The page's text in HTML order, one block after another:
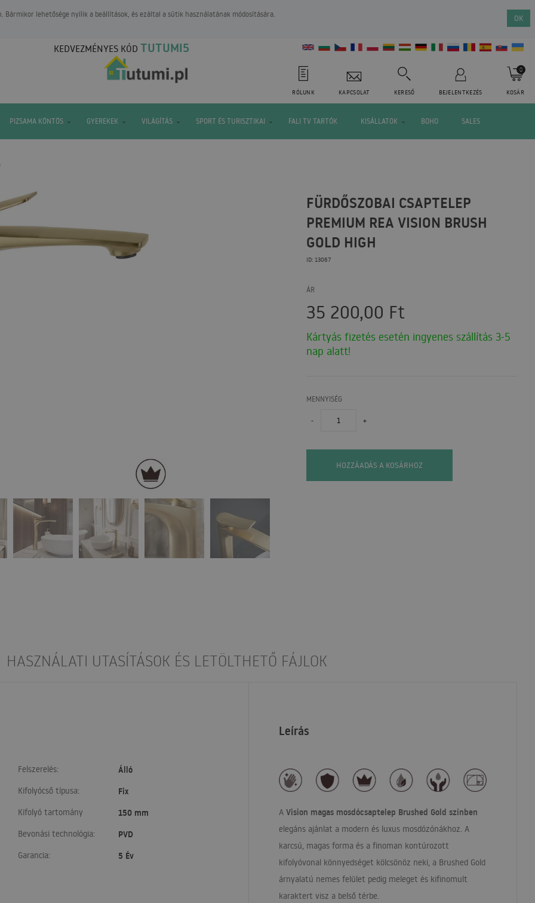
lehetősége nyílik a beállítások, és ezáltal a sütik használatának módosítására. OK
KEDVEZMÉNYES KÓD TUTUMI5
RÓLUNK KAPCSOLAT KERESŐ BEJELENTKEZÉS KOSÁR
0
PIZSAMA KÖNTÖS GYEREKEK VILÁGÍTÁS SPORT ÉS TURISZTIKAI FALI TV TARTÓK KISÁLLATOK BOHO SALES
FÜRDŐSZOBAI CSAPTELEP
PREMIUM REA VISION BRUSH
GOLD HIGH
ID: 13067
ÁR
35 200,00 Ft
Kártyás fizetés esetén ingyenes szállítás 3-5
nap alatt!
MENNYISÉG
- +
HOZZÁADÁS A KOSÁRHOZ
HASZNÁLATI UTASÍTÁSOK ÉS LETÖLTHETŐ FÁJLOK
Felszerelés: Álló
Kifolyócső típusa: Fix
Kifolyó tartomány 150 mm
Bevonási technológia: PVD
Garancia: 5 Év
Leírás
AVision magas mosdócsaptelep Brushed Gold színben
elegáns ajánlat a modern és luxus mosdózónákhoz. A
karcsú, magas forma és a finoman kontúrozott
kifolyóvonal könnyedséget kölcsönöz neki, a Brushed Gold
árnyalatú nemes felület pedig meleget és kifinomult
karaktert visz a belső térbe.